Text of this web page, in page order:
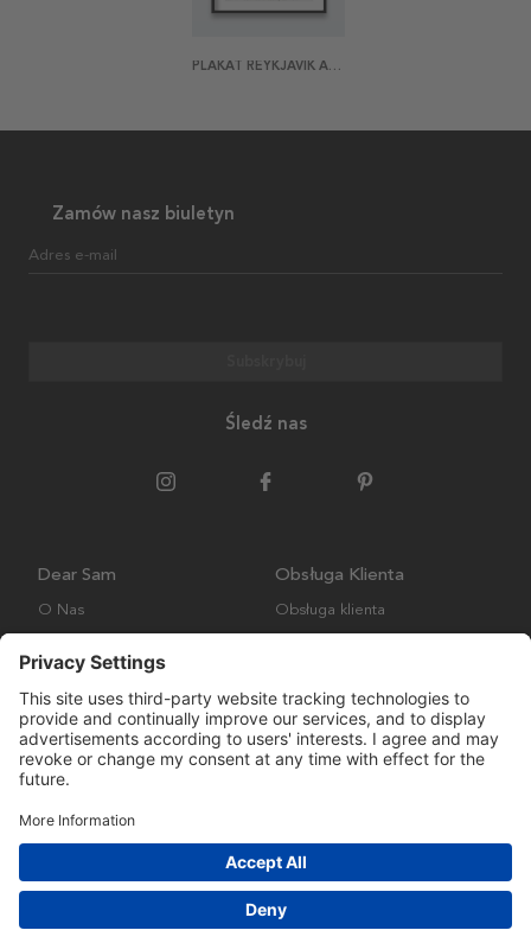
PLAKAT REYKJAVIK ABSTRACT
Zamów nasz biuletyn
Adres e-mail
Śledź nas
Dear Sam
O Nas
Obsługa Klienta
Obsługa klienta
Wysyłka i Dostawa